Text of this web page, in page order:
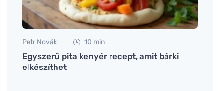
Petr Novák 10 min
Egyszerű pita kenyér recept, amit bárki
elkészíthet